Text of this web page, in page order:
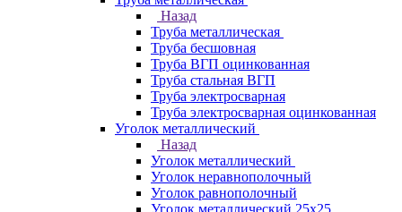
Назад
Труба металлическая
Труба бесшовная
Труба ВГП оцинкованная
Труба стальная ВГП
Труба электросварная
Труба электросварная оцинкованная
Уголок металлический
Назад
Уголок металлический
Уголок неравнополочный
Уголок равнополочный
Уголок металлический 25х25